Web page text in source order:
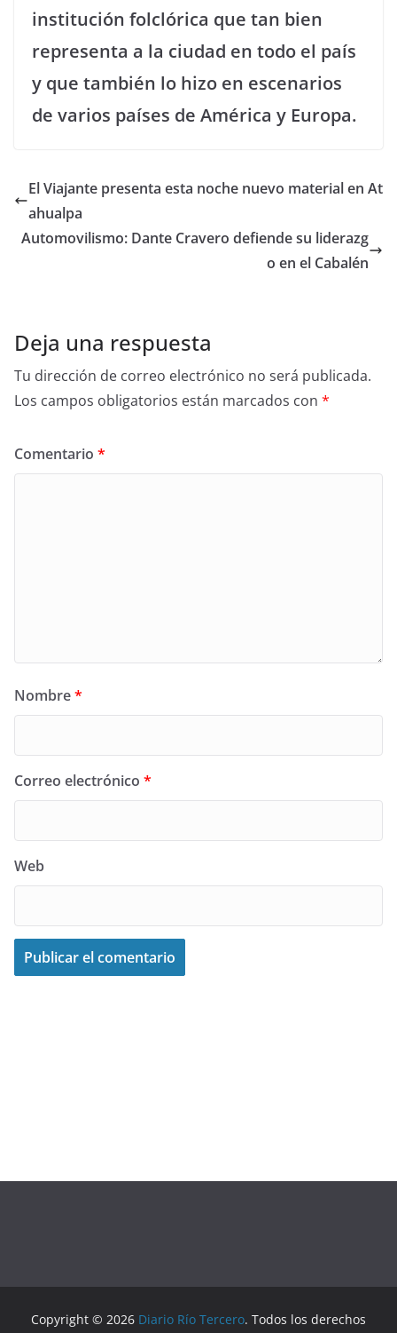
institución folclórica que tan bien
representa a la ciudad en todo el país
y que también lo hizo en escenarios
de varios países de América y Europa.
El Viajante presenta esta noche nuevo material en At
ahualpa
Automovilismo: Dante Cravero defiende su liderazg
o en el Cabalén
Deja una respuesta
Tu dirección de correo electrónico no será publicada.
Los campos obligatorios están marcados con *
Comentario *
Nombre*
Correo electrónico *
Web
Copyright © 2026 Diario Río Tercero. Todos los derechos